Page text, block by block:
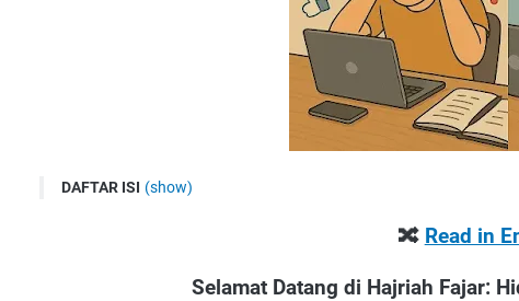
DAFTAR ISI (show)
Selamat Datang di Hajriah Fajar: Hidup Sehat & Cerdas di Era
Jadi, Apa Itu “Attention Span Collapse”?
🔀 Read in
Selamat Datang di Hajriah Fajar: